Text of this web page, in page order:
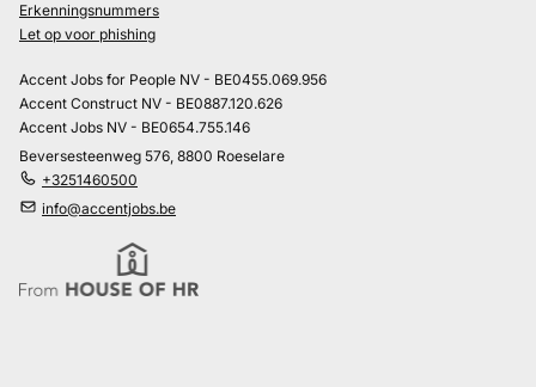
Erkenningsnummers
Let op voor phishing
Accent Jobs for People NV - BE0455.069.956
Accent Construct NV - BE0887.120.626
Accent Jobs NV - BE0654.755.146
Beversesteenweg 576, 8800 Roeselare
+3251460500
info@accentjobs.be